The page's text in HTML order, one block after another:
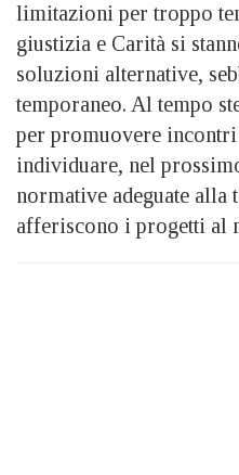
limitazioni per troppo
giustizia e Carità si
soluzioni alternative,
temporaneo. Al tempo
per promuovere
individuare, nel
normative adeguate alla
afferiscono i progetti al